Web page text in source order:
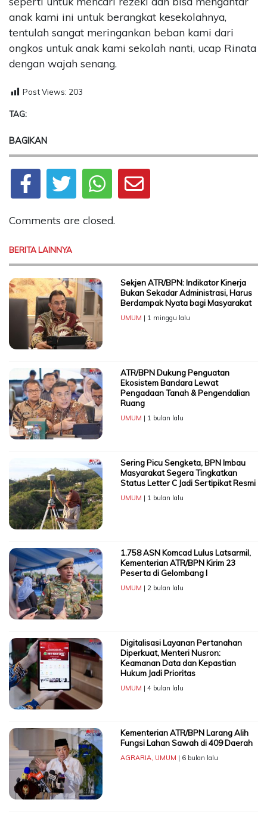
anak kami ini untuk berangkat kesekolahnya,
tentulah sangat meringankan beban kami dari
ongkos untuk anak kami sekolah nanti, ucap Rinata
dengan wajah senang.
Post Views: 203
TAG:
BAGIKAN
Comments are closed.
BERITA LAINNYA
Sekjen ATR/BPN: Indikator Kinerja
Bukan Sekadar Administrasi, Harus
Berdampak Nyata bagi Masyarakat
UMUM | 1 minggu lalu
ATR/BPN Dukung Penguatan
Ekosistem Bandara Lewat
Pengadaan Tanah & Pengendalian
Ruang
UMUM | 1 bulan lalu
Sering Picu Sengketa, BPN Imbau
Masyarakat Segera Tingkatkan
Status Letter C Jadi Sertipikat Resmi
UMUM | 1 bulan lalu
1.758 ASN Komcad Lulus Latsarmil,
Kementerian ATR/BPN Kirim 23
Peserta di Gelombang I
UMUM | 2 bulan lalu
Digitalisasi Layanan Pertanahan
Diperkuat, Menteri Nusron:
Keamanan Data dan Kepastian
Hukum Jadi Prioritas
UMUM | 4 bulan lalu
Kementerian ATR/BPN Larang Alih
Fungsi Lahan Sawah di 409 Daerah
AGRARIA, UMUM | 6 bulan lalu